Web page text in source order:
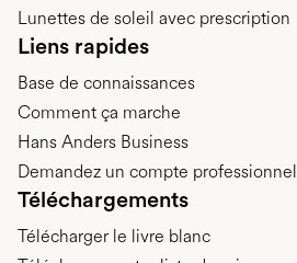
Lunettes de soleil avec prescription
Liens rapides
Base de connaissances
Comment ça marche
Hans Anders Business
Demandez un compte professionnel
Téléchargements
Télécharger le livre blanc